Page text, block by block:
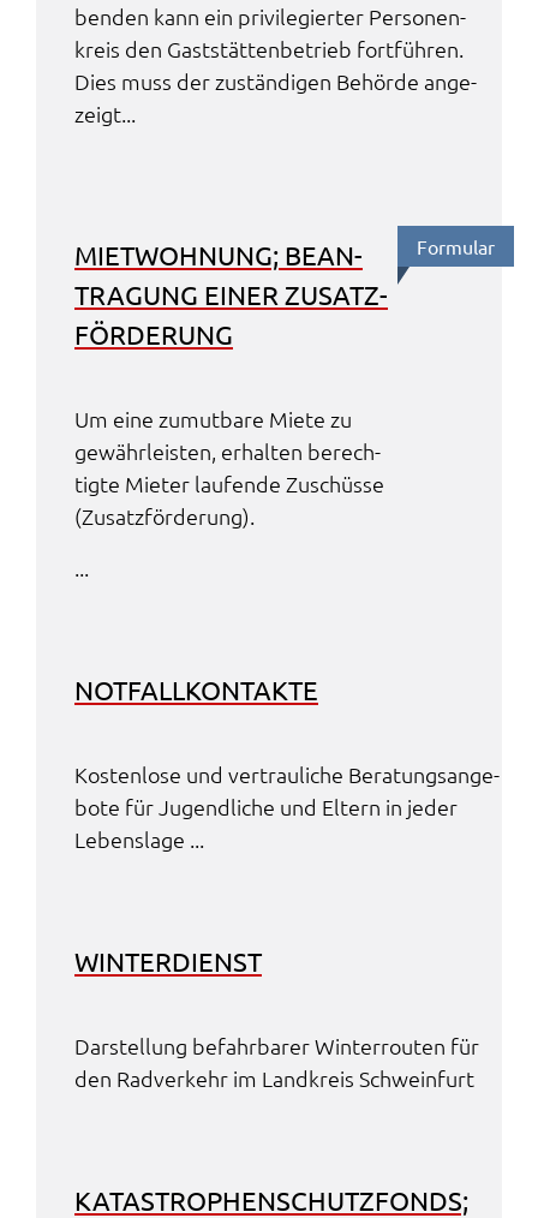
ben­den kann ein privi­le­gier­ter Perso­nen­
kreis den Gast­stät­ten­be­trieb fort­füh­ren.
Dies muss der zustän­di­gen Behör­de ange­
zeigt...
MIET­WOH­NUNG; BEAN­
TRA­GUNG EINER ZUSATZ­
FÖR­DE­RUNG
Um eine zumut­ba­re Miete zu
gewähr­leis­ten, erhal­ten berech­
tig­te Mieter laufen­de Zuschüs­se
(Zusatz­för­de­rung).
...
Formu­lar
NOTFALL­KON­TAK­TE
Kosten­lo­se und vertrau­li­che Bera­tungs­an­ge­
bo­te für Jugend­li­che und Eltern in jeder
Lebens­la­ge ...
WINTER­DIENST
Darstel­lung befahr­ba­rer Winter­rou­ten für
den Radver­kehr im Land­kreis Schwein­furt
KATA­STRO­PHEN­SCHUTZ­FONDS;